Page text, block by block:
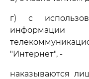
г) с
информации
"Интернет", -
наказываются